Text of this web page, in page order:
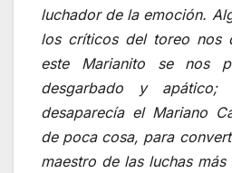
luchador de la emoción.
los críticos del toreo nos
este Marianito se nos
desgarbado y
desaparecía el Mariano
de poca cosa, para
maestro de las luchas